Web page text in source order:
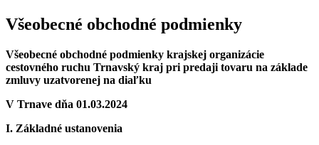
Všeobecné obchodné podmienky
Všeobecné obchodné podmienky krajskej organizácie
cestovného ruchu Trnavský kraj pri predaji tovaru na základe
zmluvy uzatvorenej na diaľku
V Trnave dňa 01.03.2024
I. Základné ustanovenia